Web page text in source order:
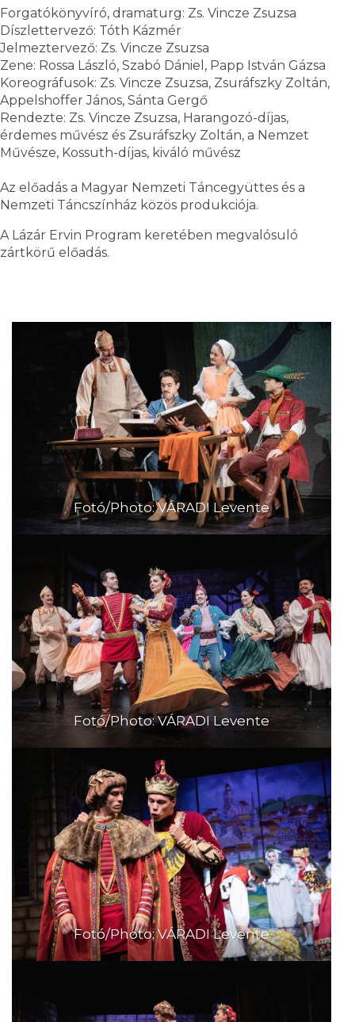
Forgatókönyvíró, dramaturg: Zs. Vincze Zsuzsa
Díszlettervező: Tóth Kázmér
Jelmeztervező: Zs. Vincze Zsuzsa
Zene: Rossa László, Szabó Dániel, Papp István Gázsa
Koreográfusok: Zs. Vincze Zsuzsa, Zsuráfszky Zoltán,
Appelshoffer János, Sánta Gergő
Rendezte: Zs. Vincze Zsuzsa, Harangozó-díjas,
érdemes művész és Zsuráfszky Zoltán, a Nemzet
Művésze, Kossuth-díjas, kiváló művész
Az előadás a Magyar Nemzeti Táncegyüttes és a
Nemzeti Táncszínház közös produkciója.
A Lázár Ervin Program keretében megvalósuló
zártkörű előadás.
Fotó/Photo: VÁRADI Levente
Fotó/Photo: VÁRADI Levente
Fotó/Photo: VÁRADI Levente